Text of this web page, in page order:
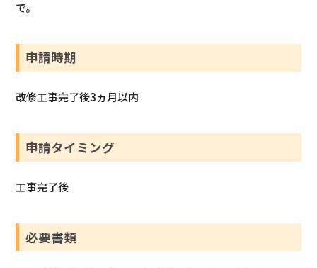
で。
申請時期
改修工事完了後3ヵ月以内
申請タイミング
工事完了後
必要書類